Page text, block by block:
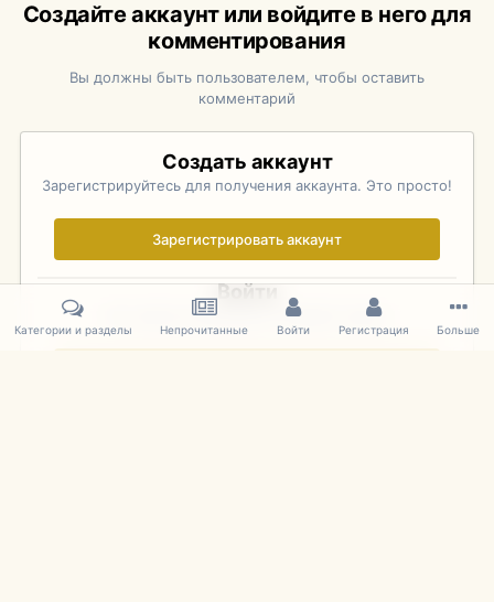
Создайте аккаунт или войдите в него для
комментирования
Вы должны быть пользователем, чтобы оставить
комментарий
Создать аккаунт
Зарегистрируйтесь для получения аккаунта. Это просто!
Зарегистрировать аккаунт
Войти
Уже зарегистрированы? Войдите здесь.
Категории и разделы Непрочитанные Войти Регистрация Больше